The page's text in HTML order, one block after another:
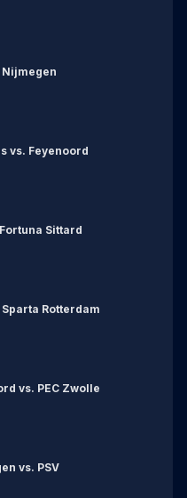
Nijmegen
vs. Feyenoord
Sittard
Rotterdam
vs. PEC Zwolle
vs. PSV